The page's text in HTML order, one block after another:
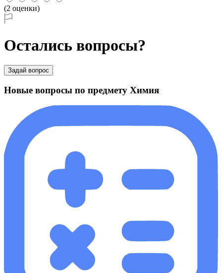
(2 оценки)
Остались вопросы?
Задай вопрос
Новые вопросы по предмету Химия